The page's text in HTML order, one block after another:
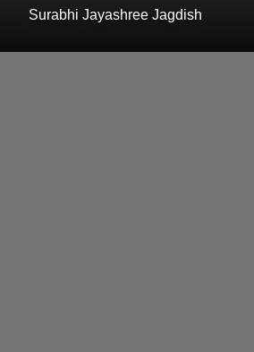
Surabhi Jayashree Jagdish